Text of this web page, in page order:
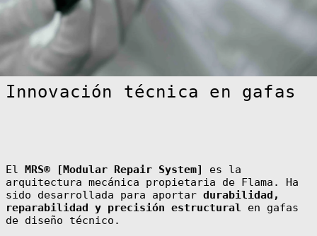
Innovación técnica en gafas
El MRS® [Modular Repair System]
es la
arquitectura mecánica propietaria de Flama. Ha
sido desarrollada para aportar durabilidad,
reparabilidad y precisión estructural
en gafas
de diseño técnico.